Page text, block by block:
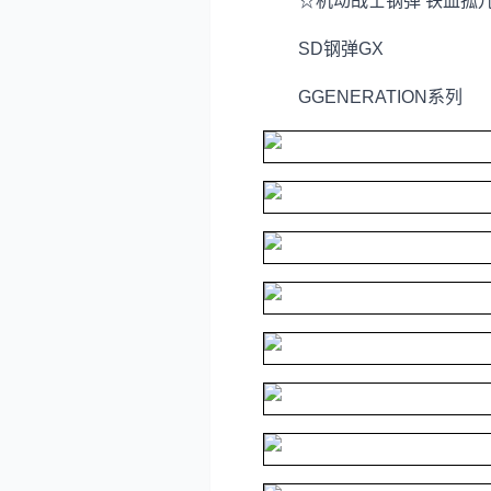
SD钢弹GX
GGENERATION系列